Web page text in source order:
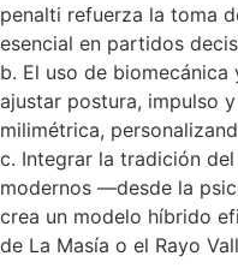
penalti refuerza la toma
esencial en partidos
b. El uso de
ajustar postura, impulso
milimétrica,
c. Integrar la tradición
modernos —desde la
crea un modelo híbrido
de La Masía o el Rayo